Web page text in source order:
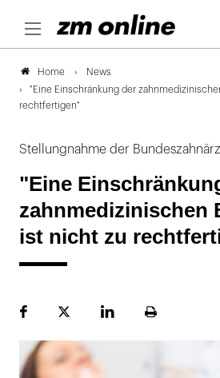
Home
News
"Eine Einschränkung der
rechtfertigen"
Stellungnahme der
"Eine
zahnmedizinischen
ist nicht zu
FacebookPlattformLinekdInSeite